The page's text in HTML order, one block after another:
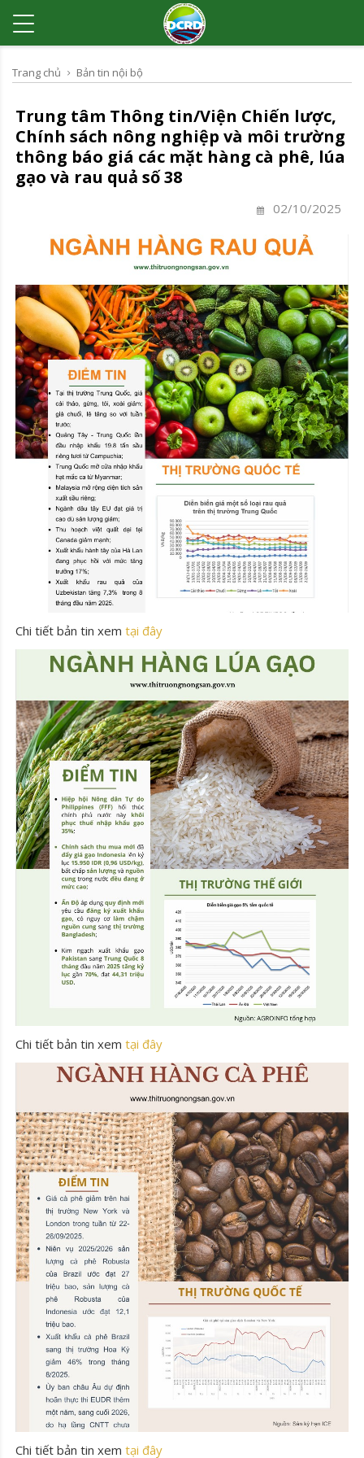
Trang chủ Bản tin nội bộ
Trung tâm Thông tin/Viện Chiến lược,
Chính sách nông nghiệp và môi trường
thông báo giá các mặt hàng cà phê, lúa
gạo và rau quả số 38
02/10/2025
Chi tiết bản tin xem tại đây
Chi tiết bản tin xem tại đây
Chi tiết bản tin xem tại đây